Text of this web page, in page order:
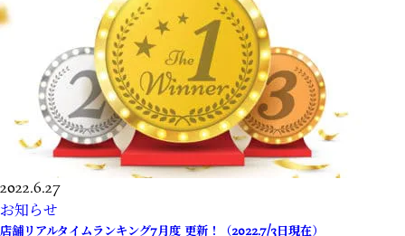
2022.6.27
お知らせ
店舗リアルタイムランキング7月度 更新！（2022.7/3日現在）